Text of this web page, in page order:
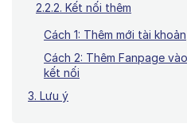
2.2.2. Kết nối thêm
Cách 1: Thêm mới tài khoản
Cách 2: Thêm Fanpage
kết nối
3. Lưu ý